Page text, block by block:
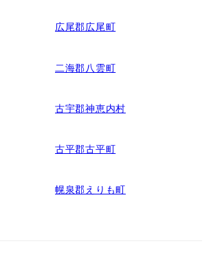
広尾郡広尾町
二海郡八雲町
古宇郡神恵内村
古平郡古平町
幌泉郡えりも町